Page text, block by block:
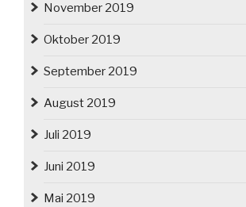
November 2019
Oktober 2019
September 2019
August 2019
Juli 2019
Juni 2019
Mai 2019